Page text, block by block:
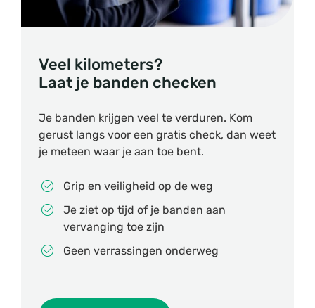
Veel kilometers?
Laat je banden checken
Je banden krijgen veel te verduren. Kom
gerust langs voor een gratis check, dan weet
je meteen waar je aan toe bent.
Grip en veiligheid op de weg
Je ziet op tijd of je banden aan
vervanging toe zijn
Geen verrassingen onderweg